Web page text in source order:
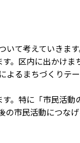
て考えていきます
。区内に出かけま
るまちづくりテ
。特に「市民活動
市民活動につな